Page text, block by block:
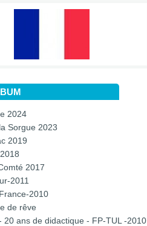
2024
Sorgue 2023
2019
2017
2011
2010
de rêve
20 ans de didactique - FP-TUL -2010